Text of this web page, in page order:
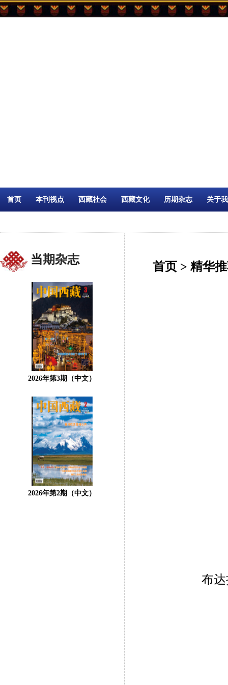
首页 本刊视点 西藏社会 西藏文化 历期杂志 关于
当期杂志
2026年第3期（中文）
2026年第2期（中文）
首页 > 精华
布